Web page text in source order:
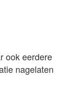
ook eerdere
nagelaten